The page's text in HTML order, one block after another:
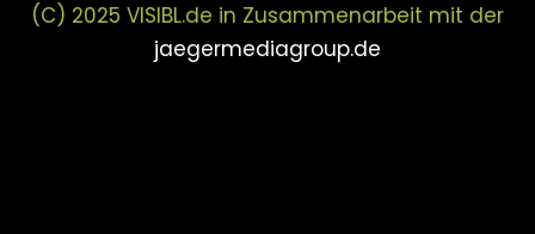
(C) 2025 VISIBL.de in Zusammenarbeit mit der
jaegermediagroup.de